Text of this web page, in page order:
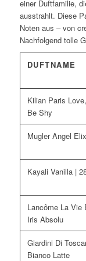
einer Duftfamilie,
ausstrahlt. Diese
Noten aus – von
Nachfolgend tolle
DUFTNAME
Kilian Paris
Be Shy
Mugler Angel
Kayali Vanilla |
Lancôme La Vie
Iris Absolu
Giardini Di
Bianco Latte